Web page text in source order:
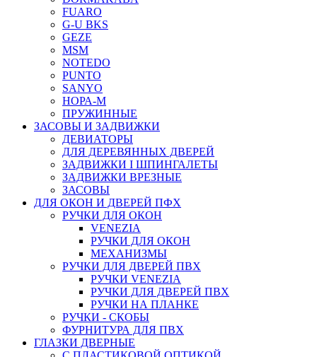
FUARO
G-U BKS
GEZE
MSM
NOTEDO
PUNTO
SANYO
НОРА-М
ПРУЖИННЫЕ
ЗАСОВЫ И ЗАДВИЖКИ
ДЕВИАТОРЫ
ДЛЯ ДЕРЕВЯННЫХ ДВЕРЕЙ
ЗАДВИЖКИ I ШПИНГАЛЕТЫ
ЗАДВИЖКИ ВРЕЗНЫЕ
ЗАСОВЫ
ДЛЯ ОКОН И ДВЕРЕЙ ПФХ
РУЧКИ ДЛЯ ОКОН
VENEZIA
РУЧКИ ДЛЯ ОКОН
МЕХАНИЗМЫ
РУЧКИ ДЛЯ ДВЕРЕЙ ПВХ
РУЧКИ VENEZIA
РУЧКИ ДЛЯ ДВЕРЕЙ ПВХ
РУЧКИ НА ПЛАНКЕ
РУЧКИ - СКОБЫ
ФУРНИТУРА ДЛЯ ПВХ
ГЛАЗКИ ДВЕРНЫЕ